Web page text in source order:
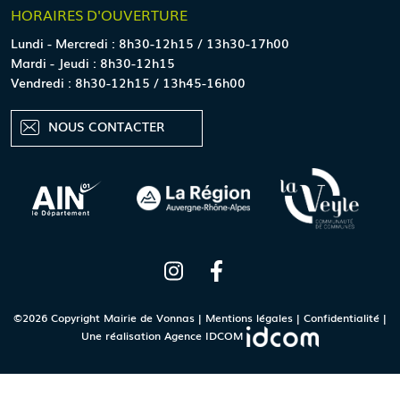
HORAIRES D'OUVERTURE
Lundi - Mercredi : 8h30-12h15 / 13h30-17h00
Mardi - Jeudi : 8h30-12h15
Vendredi : 8h30-12h15 / 13h45-16h00
NOUS CONTACTER
©2026 Copyright Mairie de Vonnas | Mentions légales | Confidentialité |
Une réalisation Agence IDCOM